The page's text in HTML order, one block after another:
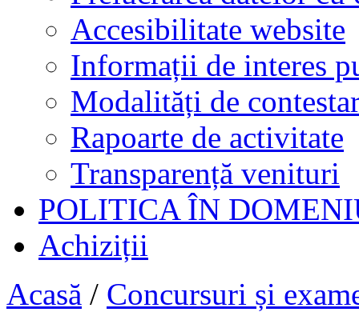
Accesibilitate website
Informații de interes
Modalități de
Rapoarte de activitate
Transparență venituri
POLITICA ÎN
Achiziții
Acasă / Concursuri și